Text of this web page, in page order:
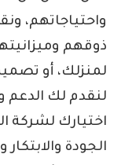
واحتياجاتهم،
ذوقهم
لمنزلك، أو
لنقدم لك الدعم
اختيارك لشركة
الجودة